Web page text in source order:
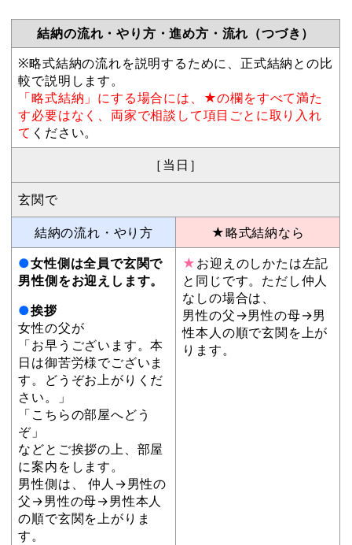
結納の流れ・やり方・進め方・流れ（つづき）
※略式結納の流れを説明するために、正式結納との比
較で説明します。
「略式結納」にする場合には、★の欄をすべて満た
す必要はなく、両家で相談して項目ごとに取り入れ
て ください。
［当日］
玄関で
結納の流れ・やり方
★略式結納なら
●女性側は全員で玄関で
男性側をお迎えします。
●挨拶
女性の父が
「お早うございます。本
日は御苦労様でございま
す。どうぞお上がりくだ
さい。」
「こちらの部屋へどう
ぞ」
などとご挨拶の上、部屋
に案内をします。
男性側は、 仲人→男性の
父→男性の母→男性本人
の順で玄関を上がりま
す。
★お迎えのしかたは左記
と同じです。ただし仲人
なしの場合は、
男性の父→男性の母→男
性本人の順で玄関を上が
ります。